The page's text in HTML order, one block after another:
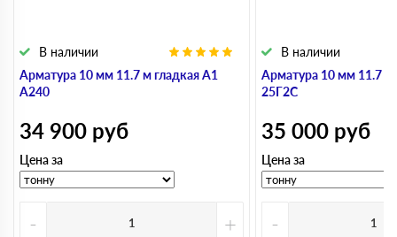
Арматура 10 мм 11.7 м гладкая А1
А240
В наличии
34 900 руб
Цена за
- +
Арматура 10 мм 11.7 м
25Г2С
В наличии
35 000 руб
Цена за
-